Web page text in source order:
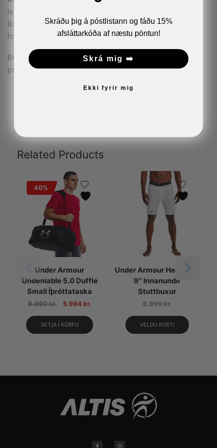
lekahelda lokun og háa flæðivirkni.
Breið opnun gerir hann einfaldan í áfyllingu og
hreinsun.
Brúsinn inniheldur hvorki PVC, Bisphenol A, né
phthalates.
Related Products
40%
Under Armour
Undeniable 5.0 Duffle
Small Íþróttataska
9.990kr. 5.994 kr.
SETJA Í KÖRFU
Under Armour HeatGear
9″ Innanundir
Stuttbuxur
6.990 kr.
VELDU KOSTI
Skráðu þig á póstlistann og fáðu 15%
afsláttarkóða af næstu pöntun!
Skrá mig ➡️
Ekki fyrir mig